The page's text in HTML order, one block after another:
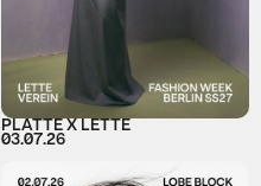
PLATTE X LETTE
03.07.26